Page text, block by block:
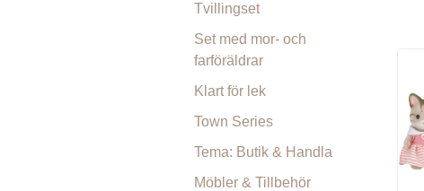
Tvillingset
Set med mor- och
farföräldrar
Klart för lek
Town Series
Tema: Butik & Handla
Möbler & Tillbehör